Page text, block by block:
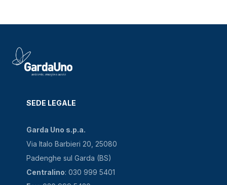
SEDE LEGALE
Garda Uno s.p.a.
Via Italo Barbieri 20, 25080
Padenghe sul Garda (BS)
Centralino: 030 999 5401